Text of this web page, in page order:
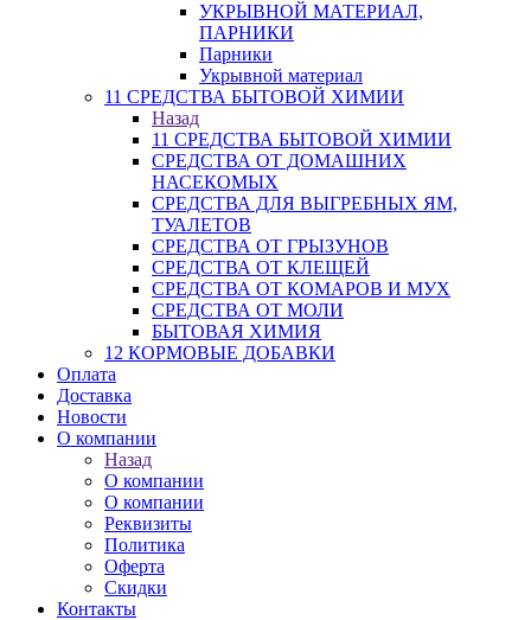
УКРЫВНОЙ МАТЕРИАЛ,
ПАРНИКИ
Парники
Укрывной материал
11 СРЕДСТВА БЫТОВОЙ ХИМИИ
Назад
11 СРЕДСТВА БЫТОВОЙ ХИМИИ
СРЕДСТВА ОТ ДОМАШНИХ
НАСЕКОМЫХ
СРЕДСТВА ДЛЯ ВЫГРЕБНЫХ ЯМ,
ТУАЛЕТОВ
СРЕДСТВА ОТ ГРЫЗУНОВ
СРЕДСТВА ОТ КЛЕЩЕЙ
СРЕДСТВА ОТ КОМАРОВ И МУХ
СРЕДСТВА ОТ МОЛИ
БЫТОВАЯ ХИМИЯ
12 КОРМОВЫЕ ДОБАВКИ
Оплата
Доставка
Новости
О компании
Назад
О компании
О компании
Реквизиты
Политика
Оферта
Скидки
Контакты